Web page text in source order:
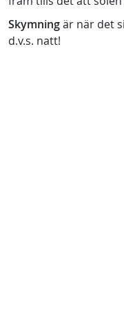
Skymningär när det
d.v.s. natt!